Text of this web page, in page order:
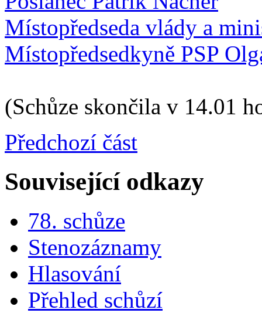
Místopředseda vlády a
Místopředsedkyně PSP
(Schůze skončila v 14.01
Předchozí část
Související odkazy
78. schůze
Stenozáznamy
Hlasování
Přehled schůzí